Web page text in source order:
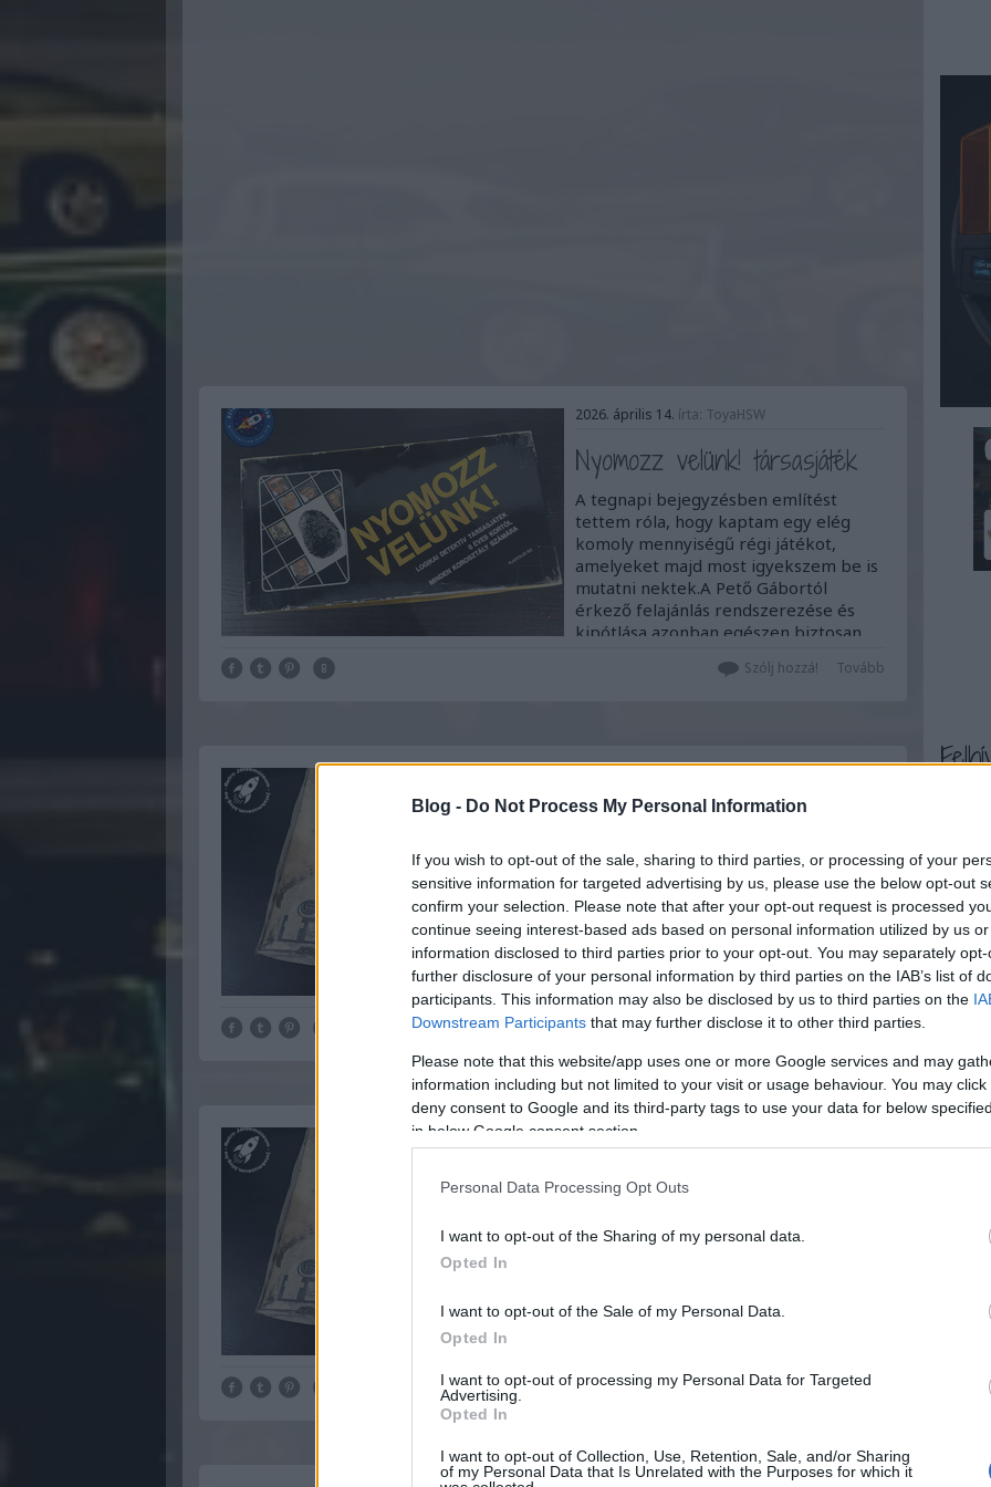
Blog - Do Not Process My Personal Information
If you wish to opt-out of the sale, sharing to third parties, or processing of your
sensitive information for targeted advertising by us, please use the below opt-out
confirm your selection. Please note that after your opt-out request is processed
continue seeing interest-based ads based on personal information utilized by us
information disclosed to third parties prior to your opt-out. You may separately
further disclosure of your personal information by third parties on the IAB’s list of
participants. This information may also be disclosed by us to third parties on the
Downstream Participants that may further disclose it to other third parties.
Please note that this website/app uses one or more Google services and may
information including but not limited to your visit or usage behaviour. You may
deny consent to Google and its third-party tags to use your data for below
in below Google consent section.
Personal Data Processing Opt Outs
I want to opt-out of the Sharing of my personal data.
Opted In
I want to opt-out of the Sale of my Personal Data.
Opted In
I want to opt-out of processing my Personal Data for Targeted
Advertising.
Opted In
I want to opt-out of Collection, Use, Retention, Sale, and/or Sharing
of my Personal Data that Is Unrelated with the Purposes for which it
2026. április 14. írta: ToyaHSW
Nyomozz velünk! társasjáték
A tegnapi bejegyzésben említést
tettem róla, hogy kaptam egy elég
komoly mennyiségű régi játékot,
amelyeket majd most igyekszem be is
mutatni nektek.A Pető Gábortól
érkező felajánlás rendszerezése és
kipótlása azonban egészen biztosan
ellenére úgy gondoltam…
Tovább
Szólj hozzá!
TikTok nap - Foci-játék
Az elmúlt hónapban egy blog
bejegyzésben igyekeztem bemutatni
nektek a hazai fejlesztésű Foci-játék
nevet viselő társasjátékot, amit
valamikor a 60-as évek közepén
alkottak meg.Már akkor is tetszett ez
a stratégiát és taktikát sem nélkülöző
társasjáték. A bemutatást igyekeztek
elég alaposan…
Tovább
Szólj hozzá!
2024. július 16.
Foci-játék társas
társasjátékot mutatok be nektek. A
oldalon nem találkoztam vele.Igazából
nagyon tetszett a doboz grafikája és
érdekelt maga a…
Tovább
Szólj hozzá!